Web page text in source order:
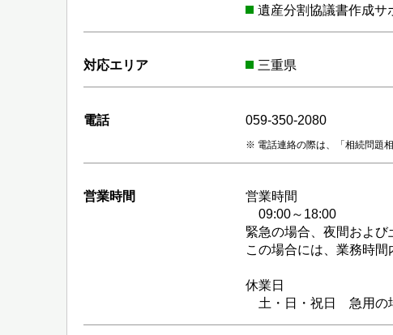
遺産分割協議書作成サ
対応エリア 三重県
電話 059-350-2080
電話連絡の際は、「相続問題
営業時間
営業時間
09:00～18:00
緊急の場合、夜間および
この場合には、業務時間
休業日
土・日・祝日 急用の